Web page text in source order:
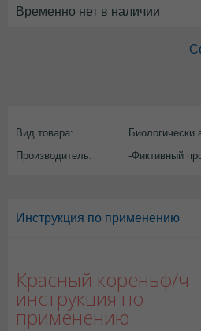
Временно нет в наличии
Вид товара:
Биологически
Производитель:
-Фиктивный
Инструкция по применению
Красный кореньф/ч
инструкция по
применению